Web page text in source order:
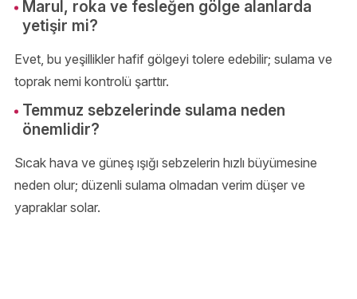
Marul, roka ve fesleğen gölge alanlarda
yetişir mi?
Evet, bu yeşillikler hafif gölgeyi tolere edebilir; sulama ve
toprak nemi kontrolü şarttır.
Temmuz sebzelerinde sulama neden
önemlidir?
Sıcak hava ve güneş ışığı sebzelerin hızlı büyümesine
neden olur; düzenli sulama olmadan verim düşer ve
yapraklar solar.